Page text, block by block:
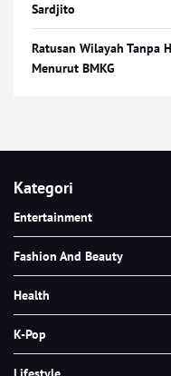
Sardjito
Ratusan Wilayah Tanpa
Menurut BMKG
Kategori
Entertainment
Fashion And Beauty
Health
K-Pop